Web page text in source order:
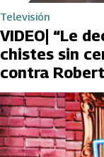
Televisión
VIDEO| “Le
chistes sin
contra